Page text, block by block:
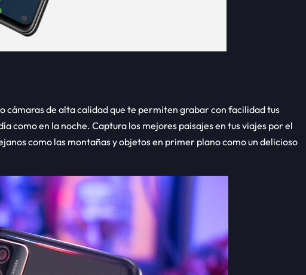
cámaras de alta calidad que te permiten grabar con facilidad tus
como en la noche. Captura los mejores paisajes en tus viajes por el
como las montañas y objetos en primer plano como un delicioso